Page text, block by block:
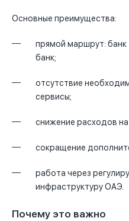
Основные преимущества:
прямой маршрут:
банк;
отсутствие
сервисы;
снижение расходов
сокращение
работа через
инфраструктуру ОАЭ.
Почему это важно